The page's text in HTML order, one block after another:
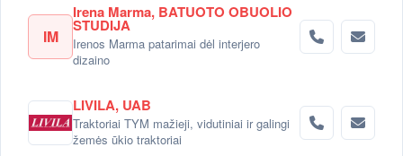
IM
Irena Marma, BATUOTO OBUOLIO
STUDIJA
Irenos Marma patarimai dėl interjero
dizaino
LIVILA, UAB
Traktoriai TYM mažieji, vidutiniai ir galingi
žemės ūkio traktoriai